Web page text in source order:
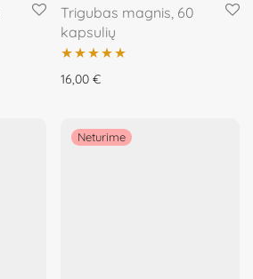
Trigubas magnis, 60
kapsulių
Įvertinimas:
16,00 €